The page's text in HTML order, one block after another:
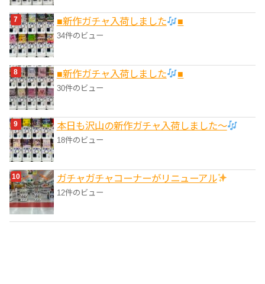
■新作ガチャ入荷しました ■
34件のビュー
■新作ガチャ入荷しました ■
30件のビュー
本日も沢山の新作ガチャ入荷しました〜
18件のビュー
ガチャガチャコーナーがリニューアル
12件のビュー